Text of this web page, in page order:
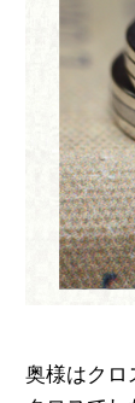
奥様はクロ